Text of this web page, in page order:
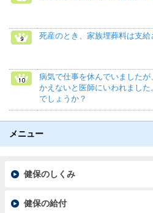
死産のとき、家族埋葬料は支給
病気で仕事を休んでいました
かえないと医師にいわれまし
でしょうか？
メニュー
健保のしくみ
健保の給付